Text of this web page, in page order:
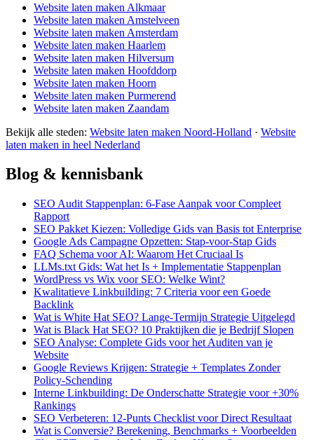
Website laten maken Alkmaar
Website laten maken Amstelveen
Website laten maken Amsterdam
Website laten maken Haarlem
Website laten maken Hilversum
Website laten maken Hoofddorp
Website laten maken Hoorn
Website laten maken Purmerend
Website laten maken Zaandam
Bekijk alle steden: Website laten maken Noord-Holland · Website
laten maken in heel Nederland
Blog & kennisbank
SEO Audit Stappenplan: 6-Fase Aanpak voor Compleet
Rapport
SEO Pakket Kiezen: Volledige Gids van Basis tot Enterprise
Google Ads Campagne Opzetten: Stap-voor-Stap Gids
FAQ Schema voor AI: Waarom Het Cruciaal Is
LLMs.txt Gids: Wat het Is + Implementatie Stappenplan
WordPress vs Wix voor SEO: Welke Wint?
Kwalitatieve Linkbuilding: 7 Criteria voor een Goede
Backlink
Wat is White Hat SEO? Lange-Termijn Strategie Uitgelegd
Wat is Black Hat SEO? 10 Praktijken die je Bedrijf Slopen
SEO Analyse: Complete Gids voor het Auditen van je
Website
Google Reviews Krijgen: Strategie + Templates Zonder
Policy-Schending
Interne Linkbuilding: De Onderschatte Strategie voor +30%
Rankings
SEO Verbeteren: 12-Punts Checklist voor Direct Resultaat
Wat is Conversie? Berekening, Benchmarks + Voorbeelden